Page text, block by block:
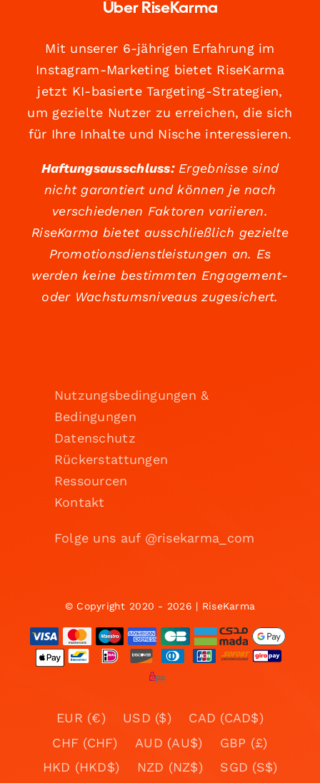
Über RiseKarma
Mit unserer 6-jährigen Erfahrung im
Instagram-Marketing bietet RiseKarma
jetzt KI-basierte Targeting-Strategien,
um gezielte Nutzer zu erreichen, die sich
für Ihre Inhalte und Nische interessieren.
Haftungsausschluss:Ergebnisse sind
nicht garantiert und können je nach
verschiedenen Faktoren variieren.
RiseKarma bietet ausschließlich gezielte
Promotionsdienstleistungen an. Es
werden keine bestimmten Engagement-
oder Wachstumsniveaus zugesichert.
Nutzungsbedingungen &
Bedingungen
Datenschutz
Rückerstattungen
Ressourcen
Kontakt
Folge uns auf @risekarma_com
© Copyright 2020 - 2026 | RiseKarma
EUR (€) USD ($)
CAD (CAD$)
CHF (CHF)
AUD (AU$)
GBP (£)
HKD (HKD$)
NZD (NZ$)
SGD (S$)